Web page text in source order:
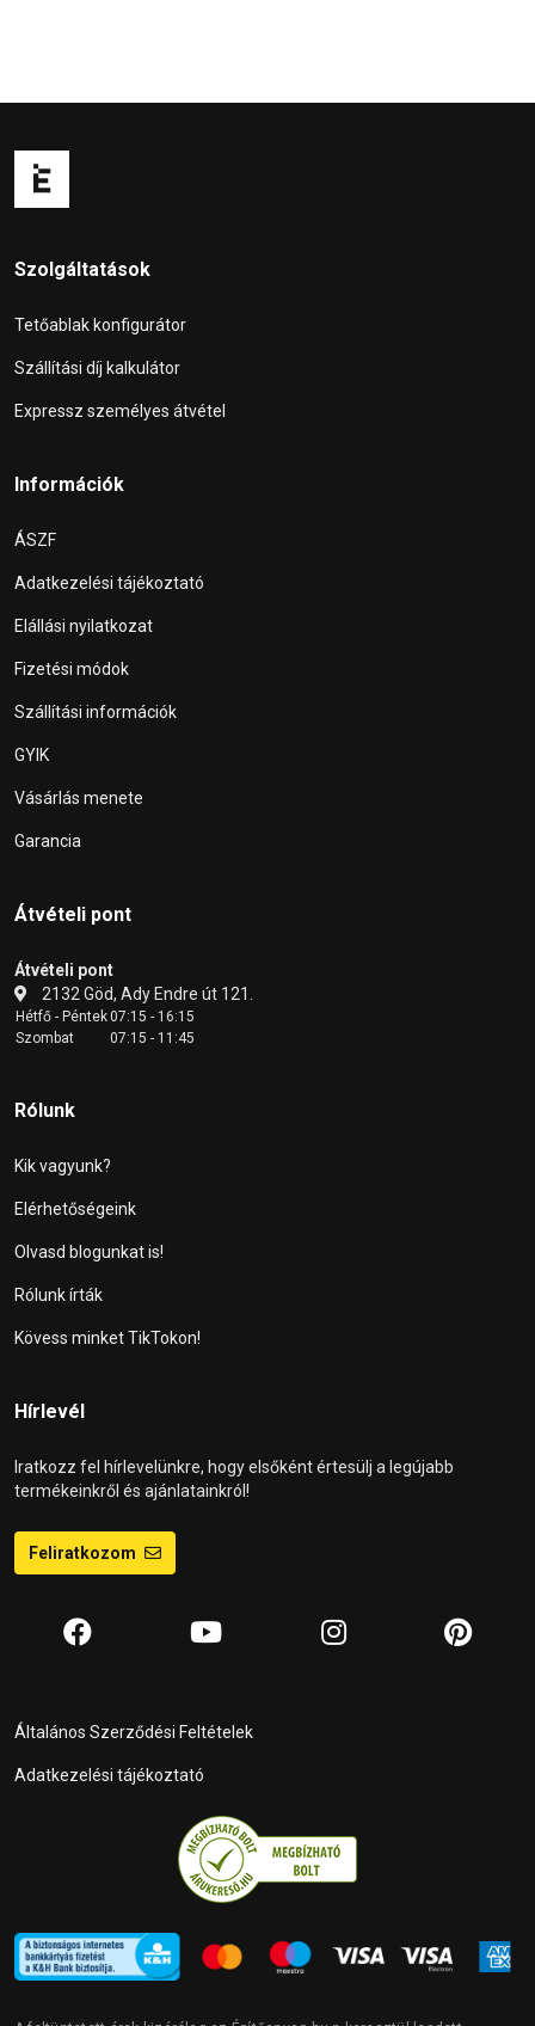
Szolgáltatások
Tetőablak konfigurátor
Szállítási díj kalkulátor
Expressz személyes átvétel
Információk
ÁSZF
Adatkezelési tájékoztató
Elállási nyilatkozat
Fizetési módok
Szállítási információk
GYIK
Vásárlás menete
Garancia
Átvételi pont
Átvételi pont
2132 Göd, Ady Endre út 121.
Hétfő - Péntek07:15 - 16:15
Szombat
07:15 - 11:45
Rólunk
Kik vagyunk?
Elérhetőségeink
Olvasd blogunkat is!
Rólunk írták
Kövess minket TikTokon!
Hírlevél
Iratkozz fel hírlevelünkre, hogy elsőként értesülj a legújabb
termékeinkről és ajánlatainkról!
Feliratkozom
Általános Szerződési Feltételek
Adatkezelési tájékoztató